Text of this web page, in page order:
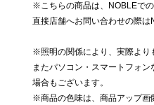
※こちらの商品は、NOBLEでの
直接店舗へお問い合わせの際は
※照明の関係により、実際より
またパソコン・スマートフォ
場合もございます。
※商品の色味は、商品アップ画